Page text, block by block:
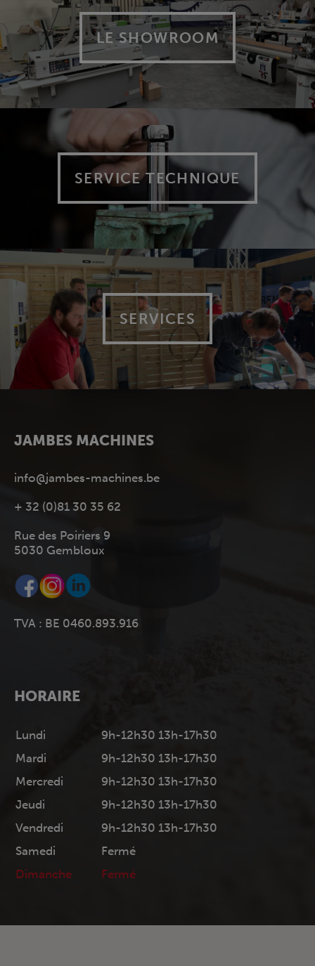
LE SHOWROOM
SERVICE TECHNIQUE
SERVICES
JAMBES MACHINES
info@jambes-machines.be
+ 32 (0)81 30 35 62
Rue des Poiriers 9
5030 Gembloux
TVA : BE 0460.893.916
HORAIRE
Lundi
9h-12h30 13h-17h30
Mardi
9h-12h30 13h-17h30
Mercredi
9h-12h30 13h-17h30
Jeudi
9h-12h30 13h-17h30
Vendredi
9h-12h30 13h-17h30
Samedi
Fermé
Dimanche
Fermé